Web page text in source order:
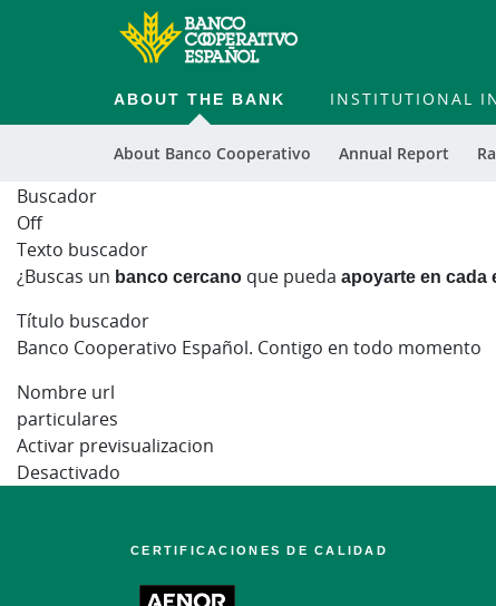
ABOUT THE BANK
About Banco Cooperativo Annual Report
INSTITUTIONAL
Buscador
Off
Texto buscador
¿Buscas un banco cercano que pueda apoyarte en cada
Título buscador
Banco Cooperativo Español. Contigo en todo momento
Nombre url
particulares
Activar previsualizacion
Desactivado
CERTIFICACIONES DE CALIDAD